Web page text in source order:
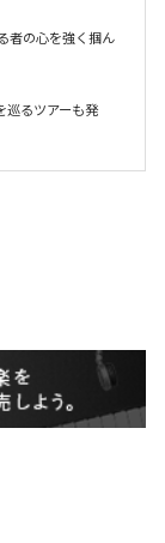
者の心を強く掴ん
巡るツアーも発